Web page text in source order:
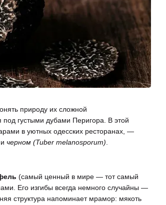
природу их сложной
под густыми дубами Перигора. В этой
в уютных одесских ресторанах, —
и черном (Tuber melanosporum).
(самый ценный в мире — тот самый
Его изгибы всегда немного случайны —
структура напоминает мрамор: мякоть